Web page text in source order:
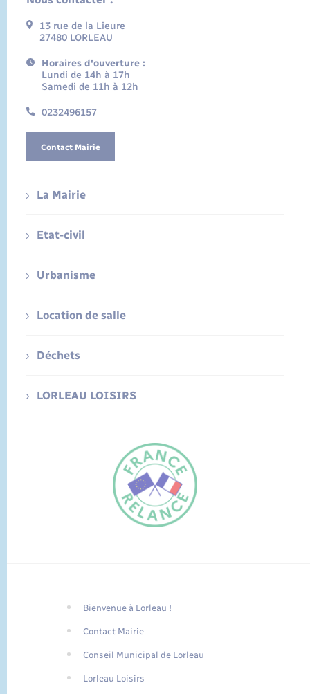
Traduction du
FR
13 rue de la Lieure
27480 LORLEAU
Horaires d'ouverture :
Lundi de 14h à 17h
Samedi de 11h à 12h
0232496157
Contact Mairie
La Mairie
Etat-civil
Urbanisme
Location de salle
Déchets
LORLEAU LOISIRS
Bienvenue à Lorleau !
Contact Mairie
Conseil Municipal de Lorleau
Lorleau Loisirs